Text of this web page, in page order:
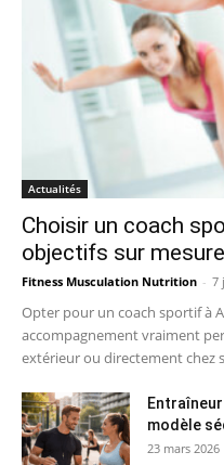
Actualités
Choisir un coach
objectifs sur mesure
Fitness Musculation Nutrition - 7
Opter pour un coach sportif à
accompagnement vraiment
extérieur ou directement chez
modèle
23 mars 2026